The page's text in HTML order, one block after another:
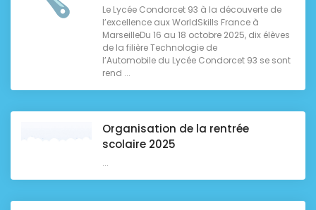
Le Lycée Condorcet 93 à la découverte de
l’excellence aux WorldSkills France à
MarseilleDu 16 au 18 octobre 2025, dix élèves
de la filière Technologie de
l’Automobile du Lycée Condorcet 93 se sont
rend ...
Organisation de la rentrée
scolaire 2025
...